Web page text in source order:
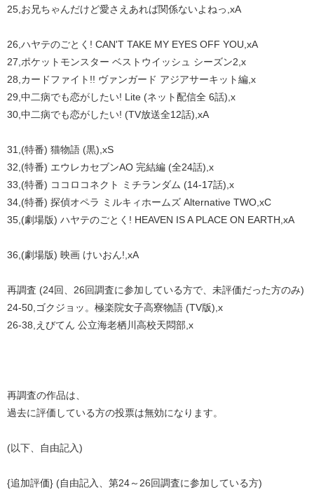
25,お兄ちゃんだけど愛さえあれば関係ないよねっ,xA
26,ハヤテのごとく! CAN'T TAKE MY EYES OFF YOU,xA
27,ポケットモンスター ベストウイッシュ シーズン2,x
28,カードファイト!! ヴァンガード アジアサーキット編,x
29,中二病でも恋がしたい! Lite (ネット配信全 6話),x
30,中二病でも恋がしたい! (TV放送全12話),xA
31,(特番) 猫物語 (黒),xS
32,(特番) エウレカセブンAO 完結編 (全24話),x
33,(特番) ココロコネクト ミチランダム (14-17話),x
34,(特番) 探偵オペラ ミルキィホームズ Alternative TWO,xC
35,(劇場版) ハヤテのごとく! HEAVEN IS A PLACE ON EARTH,xA
36,(劇場版) 映画 けいおん!,xA
再調査 (24回、26回調査に参加している方で、未評価だった方のみ)
24-50,ゴクジョッ。極楽院女子高寮物語 (TV版),x
26-38,えびてん 公立海老栖川高校天悶部,x
再調査の作品は、
過去に評価している方の投票は無効になります。
(以下、自由記入)
{追加評価} (自由記入、第24～26回調査に参加している方)